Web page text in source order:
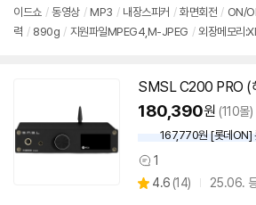
이드쇼 / 동영상 / MP3 / 내장스피커 / 화면회전 / ON/
력 / 890g / 지원파일MPEG4,M-JPEG / 외장메모리
SMSL C200 PRO (
180,390원 (110몰)
167,770원 [롯데ON]
상
품
1
별
4.6 (상
14) 25.06.